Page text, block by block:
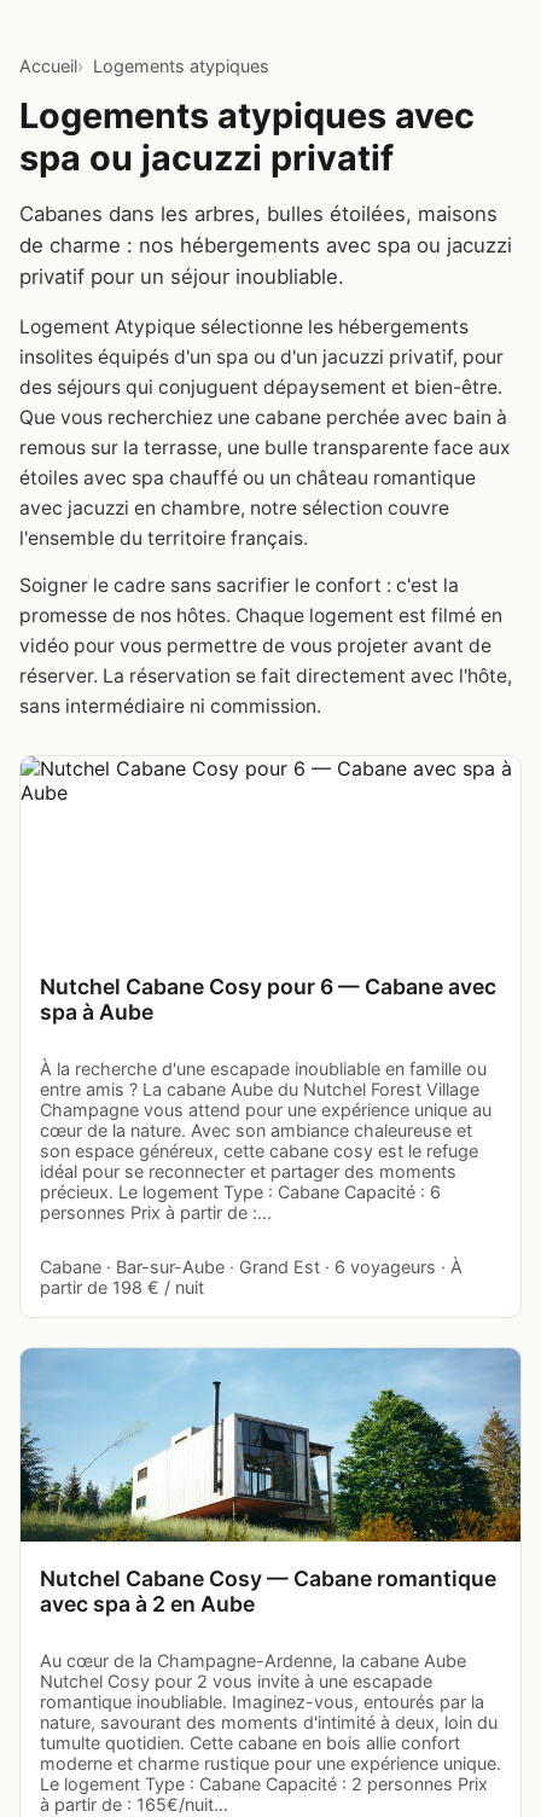
Accueil Logements atypiques
Logements atypiques avec
spa ou jacuzzi privatif
Cabanes dans les arbres, bulles étoilées, maisons
de charme : nos hébergements avec spa ou jacuzzi
privatif pour un séjour inoubliable.
Logement Atypique sélectionne les hébergements
insolites équipés d'un spa ou d'un jacuzzi privatif, pour
des séjours qui conjuguent dépaysement et bien-être.
Que vous recherchiez une cabane perchée avec bain à
remous sur la terrasse, une bulle transparente face aux
étoiles avec spa chauffé ou un château romantique
avec jacuzzi en chambre, notre sélection couvre
l'ensemble du territoire français.
Soigner le cadre sans sacrifier le confort : c'est la
promesse de nos hôtes. Chaque logement est filmé en
vidéo pour vous permettre de vous projeter avant de
réserver. La réservation se fait directement avec l'hôte,
sans intermédiaire ni commission.
Nutchel Cabane Cosy pour 6 — Cabane avec
spa à Aube
À la recherche d'une escapade inoubliable en famille ou
entre amis ? La cabane Aube du Nutchel Forest Village
Champagne vous attend pour une expérience unique au
cœur de la nature. Avec son ambiance chaleureuse et
son espace généreux, cette cabane cosy est le refuge
idéal pour se reconnecter et partager des moments
précieux. Le logement Type : Cabane Capacité : 6
personnes Prix à partir de :…
Cabane · Bar-sur-Aube · Grand Est · 6 voyageurs · À
partir de 198 € / nuit
Nutchel Cabane Cosy — Cabane romantique
avec spa à 2 en Aube
Au cœur de la Champagne-Ardenne, la cabane Aube
Nutchel Cosy pour 2 vous invite à une escapade
romantique inoubliable. Imaginez-vous, entourés par la
nature, savourant des moments d'intimité à deux, loin du
tumulte quotidien. Cette cabane en bois allie confort
moderne et charme rustique pour une expérience unique.
Le logement Type : Cabane Capacité : 2 personnes Prix
à partir de : 165€/nuit…